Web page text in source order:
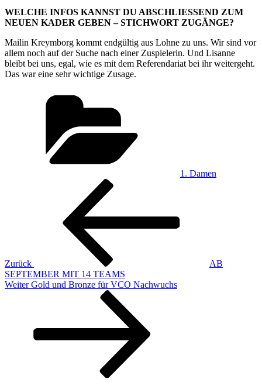
WELCHE INFOS KANNST DU ABSCHLIESSEND ZUM
NEUEN KADER GEBEN – STICHWORT ZUGÄNGE?
Mailin Kreymborg kommt endgültig aus Lohne zu uns. Wir sind vor
allem noch auf der Suche nach einer Zuspielerin. Und Lisanne
bleibt bei uns, egal, wie es mit dem Referendariat bei ihr weitergeht.
Das war eine sehr wichtige Zusage.
1. Damen
Beitragsnavigation
Zurück
AB
SEPTEMBER MIT 14 TEAMS
Nächster
Weiter Gold und Bronze für VCO Nachwuchs